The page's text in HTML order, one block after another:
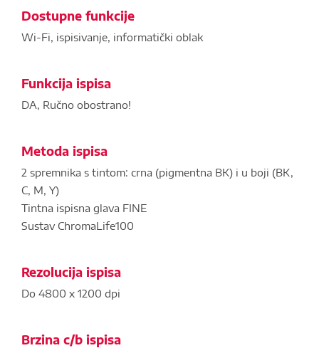
Dostupne funkcije
Wi-Fi, ispisivanje, informatički oblak
Funkcija ispisa
DA, Ručno obostrano!
Metoda ispisa
2 spremnika s tintom: crna (pigmentna BK) i u boji (BK,
C, M, Y)
Tintna ispisna glava FINE
Sustav ChromaLife100
Rezolucija ispisa
Do 4800 x 1200 dpi
Brzina c/b ispisa